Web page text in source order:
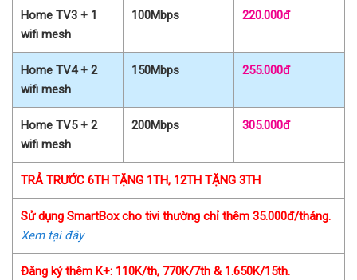
Home TV3 + 1
wifi mesh
100Mbps 220.000đ
Home TV4 + 2
wifi mesh
150Mbps 255.000đ
Home TV5 + 2
wifi mesh
200Mbps 305.000đ
TRẢ TRƯỚC 6TH TẶNG 1TH, 12TH TẶNG 3TH
Sử dụng SmartBox cho tivi thường chỉ thêm 35.000đ/tháng.
Xem tại đây
Đăng ký thêm K+: 110K/th, 770K/7th & 1.650K/15th.